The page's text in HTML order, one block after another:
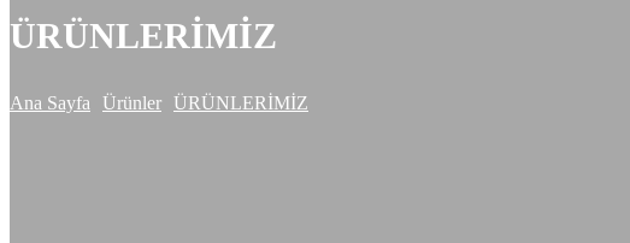
ÜRÜNLERİMİZ
Ana Sayfa Ürünler ÜRÜNLERİMİZ